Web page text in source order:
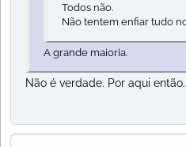
Todos não.
Não tentem enfiar tudo
A grande maioria.
Não é verdade. Por aqui